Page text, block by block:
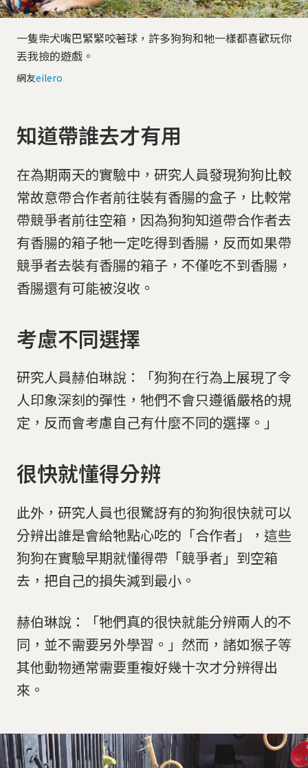
一隻柴犬嘴巴緊緊咬著球，許多狗狗和牠一樣都喜歡玩你
丟我撿的遊戲。
網友eilero
知道帶誰去才有用
在為期兩天的實驗中，研究人員發現狗狗比較
常故意帶合作者前往裝有香腸的盒子，比較常
帶競爭者前往空箱，因為狗狗知道帶合作者去
有香腸的箱子牠一定吃得到香腸，反而如果帶
競爭者去裝有香腸的箱子，不僅吃不到香腸，
香腸還有可能被沒收。
考慮不同選擇
研究人員赫伯琳說：「狗狗在行為上展現了令
人印象深刻的彈性，牠們不會只遵循嚴格的規
定，反而會考慮自己有什麼不同的選擇。」
很快就懂得分辨
此外，研究人員也很驚訝有的狗狗很快就可以
分辨出誰是會給牠點心吃的「合作者」，這些
狗狗在實驗早期就懂得帶「競爭者」到空箱
去，把自己的損失減到最小。
赫伯琳說：「牠們真的很快就能分辨兩人的不
同，並不需要另外學習。」然而，諸如猴子等
其他動物通常需要重複好幾十次才分辨得出
來。